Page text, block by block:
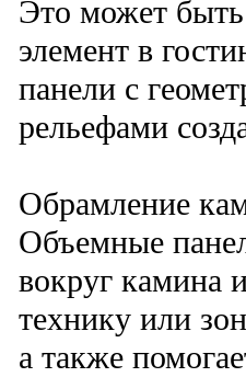
Это может быть
элемент в
панели с
рельефами
Обрамление
Объемные
вокруг камина
технику или
а также